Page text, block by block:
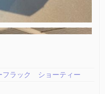
フラック ショーティー